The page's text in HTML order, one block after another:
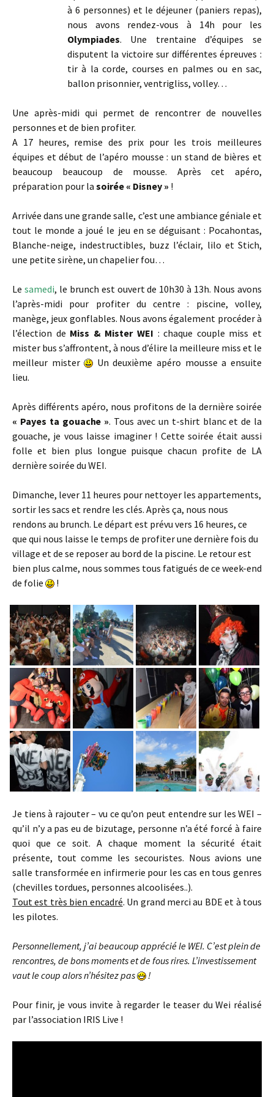
à 6 personnes) et le déjeuner (paniers repas),
nous avons rendez-vous à 14h pour les
Olympiades. Une trentaine d’équipes se
disputent la victoire sur différentes épreuves :
tir à la corde, courses en palmes ou en sac,
ballon prisonnier, ventrigliss, volley…
Une après-midi qui permet de rencontrer de nouvelles
personnes et de bien profiter.
A 17 heures, remise des prix pour les trois meilleures
équipes et début de l’apéro mousse : un stand de bières et
beaucoup beaucoup de mousse. Après cet apéro,
préparation pour la soirée « Disney » !
Arrivée dans une grande salle, c’est une ambiance géniale et
tout le monde a joué le jeu en se déguisant : Pocahontas,
Blanche-neige, indestructibles, buzz l’éclair, lilo et Stich,
une petite sirène, un chapelier fou…
Le samedi, le brunch est ouvert de 10h30 à 13h. Nous avons
l’après-midi pour profiter du centre : piscine, volley,
manège, jeux gonflables. Nous avons également procéder à
l’élection de Miss & Mister WEI : chaque couple miss et
mister bus s’affrontent, à nous d’élire la meilleure miss et le
meilleur mister
Un deuxième apéro mousse a ensuite
lieu.
Après différents apéro, nous profitons de la dernière soirée
« Payes ta gouache ». Tous avec un t-shirt blanc et de la
gouache, je vous laisse imaginer ! Cette soirée était aussi
folle et bien plus longue puisque chacun profite de LA
dernière soirée du WEI.
Dimanche, lever 11 heures pour nettoyer les appartements,
sortir les sacs et rendre les clés. Après ça, nous nous
rendons au brunch. Le départ est prévu vers 16 heures, ce
que qui nous laisse le temps de profiter une dernière fois du
village et de se reposer au bord de la piscine. Le retour est
bien plus calme, nous sommes tous fatigués de ce week-end
de folie
!
Je tiens à rajouter – vu ce qu’on peut entendre sur les WEI –
qu’il n’y a pas eu de bizutage, personne n’a été forcé à faire
quoi que ce soit. A chaque moment la sécurité était
présente, tout comme les secouristes. Nous avions une
salle transformée en infirmerie pour les cas en tous genres
(chevilles tordues, personnes alcoolisées..).
Tout est très bien encadré. Un grand merci au BDE et à tous
les pilotes.
Personnellement, j’ai beaucoup apprécié le WEI. C’est plein de
rencontres, de bons moments et de fous rires. L’investissement
vaut le coup alors n’hésitez pas
!
Pour finir, je vous invite à regarder le teaser du Wei réalisé
par l’association IRIS Live !